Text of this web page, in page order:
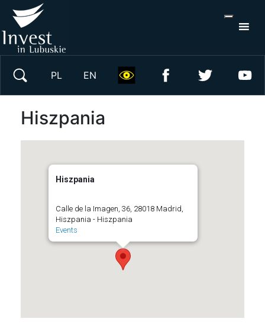
PL EN
Hiszpania
Hiszpania
Calle de la Imagen, 36, 28018 Madrid,
Hiszpania - Hiszpania
Events
Wyszukaj w serwisie